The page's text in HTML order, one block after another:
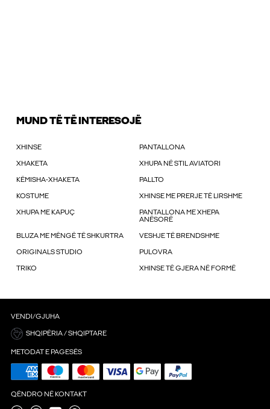
MUND TË TË INTERESOJË
XHINSE PANTALLONA
XHAKETA XHUPA NË STIL AVIATORI
KËMISHA-XHAKETA PALLTO
KOSTUME XHINSE ME PRERJE TË LIRSHME
XHUPA ME KAPUÇ
PANTALLONA ME XHEPA
ANËSORË
BLUZA ME MËNGË TË SHKURTRA VESHJE TË BRENDSHME
ORIGINALS STUDIO PULOVRA
TRIKO XHINSE TË GJERA NË FORMË
VENDI/GJUHA
SHQIPËRIA / SHQIPTARE
METODAT E PAGESËS
QËNDRO NË KONTAKT